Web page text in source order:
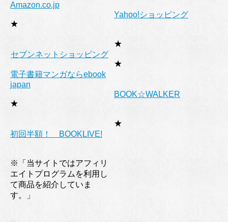
Amazon.co.jp
★
Yahoo!ショッピング
★
セブンネットショッピング
★
電子書籍マンガならebook
japan
★
BOOK☆WALKER
★
初回半額！ BOOKLIVE!
※「当サイトではアフィリ
エイトプログラムを利用し
て商品を紹介していま
す。」